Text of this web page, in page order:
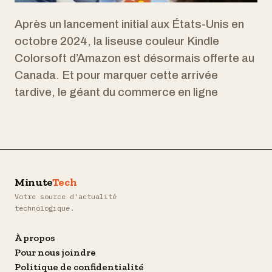
Après un lancement initial aux États-Unis en
octobre 2024, la liseuse couleur Kindle
Colorsoft d’Amazon est désormais offerte au
Canada. Et pour marquer cette arrivée
tardive, le géant du commerce en ligne
MinuteTech
Votre source d'actualité
technologique.
À propos
Pour nous joindre
Politique de confidentialité